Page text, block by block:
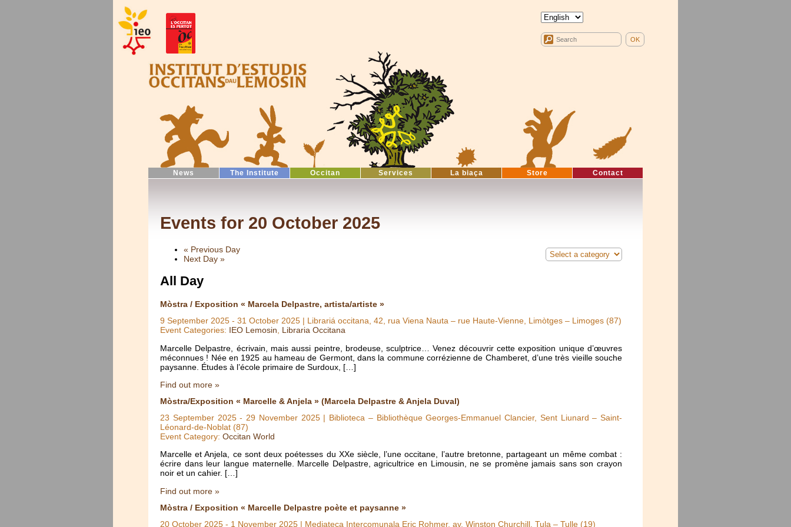
News The Institute Occitan Services La biaça Store Contact
Events for 20 October 2025
« Previous Day
Next Day »
All Day
Mòstra / Exposition « Marcela Delpastre, artista/artiste »
9 September 2025 - 31 October 2025 | Librariá occitana, 42, rua Viena Nauta – rue Haute-Vienne, Limòtges – Limoges (87)
Event Categories: IEO Lemosin, Libraria Occitana
Marcelle Delpastre, écrivain, mais aussi peintre, brodeuse, sculptrice… Venez découvrir cette exposition unique d’œuvres
méconnues ! Née en 1925 au hameau de Germont, dans la commune corrézienne de Chamberet, d’une très vieille souche
paysanne. Études à l’école primaire de Surdoux, […]
Find out more »
Mòstra/Exposition « Marcelle & Anjela » (Marcela Delpastre & Anjela Duval)
23 September 2025- 29 November 2025| Biblioteca – Bibliothèque Georges-Emmanuel Clancier, Sent Liunard – Saint-
Léonard-de-Noblat (87)
Event Category: Occitan World
Marcelle et Anjela, ce sont deux poétesses du XXe siècle, l’une occitane, l’autre bretonne, partageant un même combat :
écrire dans leur langue maternelle. Marcelle Delpastre, agricultrice en Limousin, ne se promène jamais sans son crayon
noir et un cahier. […]
Find out more »
Mòstra / Exposition « Marcelle Delpastre poète et paysanne »
20 October 2025 - 1 November 2025 | Mediateca Intercomunala Eric Rohmer, av. Winston Churchill, Tula – Tulle (19)